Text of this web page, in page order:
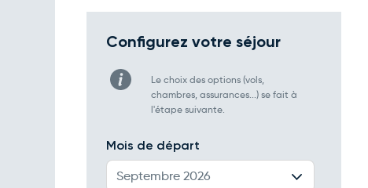
Configurez votre séjour
Le choix des options (vols,
chambres, assurances...) se fait à
l'étape suivante.
Mois de départ
Septembre 2026